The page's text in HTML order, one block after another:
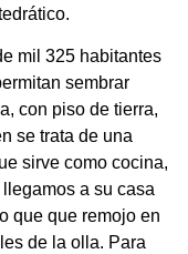
mil 325 habitantes
sembrar
con piso de tierra,
se trata de una
sirve como cocina,
a su casa
que que remojo en
de la olla. Para